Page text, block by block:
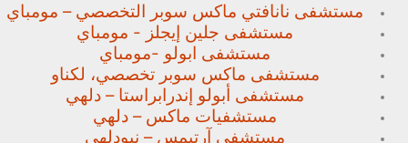
مستشفى نانافتي ماكس سوبر التخصصي – مومباي
مستشفى جلين إيجلز - مومباي
مستشفى ابولو -مومباي
مستشفى ماكس سوبر تخصصي، لكناو
مستشفى أبولو إندرابراستا – دلهي
مستشفيات ماكس – دلهي
مستشفى آرتيمس – نيودلهي